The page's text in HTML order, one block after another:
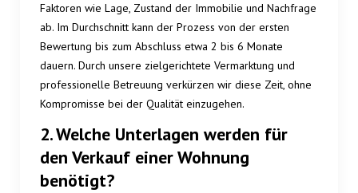
Faktoren wie Lage, Zustand der Immobilie und Nachfrage
ab. Im Durchschnitt kann der Prozess von der ersten
Bewertung bis zum Abschluss etwa 2 bis 6 Monate
dauern. Durch unsere zielgerichtete Vermarktung und
professionelle Betreuung verkürzen wir diese Zeit, ohne
Kompromisse bei der Qualität einzugehen.
2. Welche Unterlagen werden für
den Verkauf einer Wohnung
benötigt?